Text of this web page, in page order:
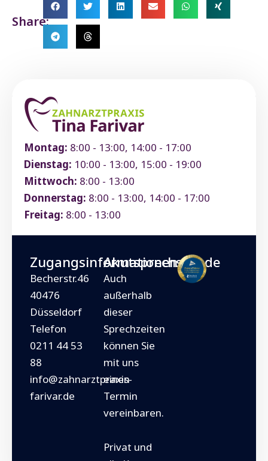
Share:
Montag: 8:00 - 13:00, 14:00 - 17:00
Dienstag: 10:00 - 13:00, 15:00 - 19:00
Mittwoch: 8:00 - 13:00
Donnerstag: 8:00 - 13:00, 14:00 - 17:00
Freitag: 8:00 - 13:00
Zugangsinformationen
Becherstr.46
40476
Düsseldorf
Telefon
0211 44 53
88
info@zahnarztpraxis-
farivar.de
Akutsprechstunde
Auch
außerhalb
dieser
Sprechzeiten
können Sie
mit uns
einen
Termin
vereinbaren.
Privat und